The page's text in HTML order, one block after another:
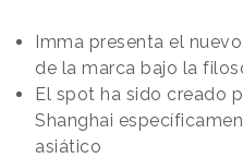
Imma presenta el
de la marca bajo la
El spot ha sido creado
Shanghai
asiático